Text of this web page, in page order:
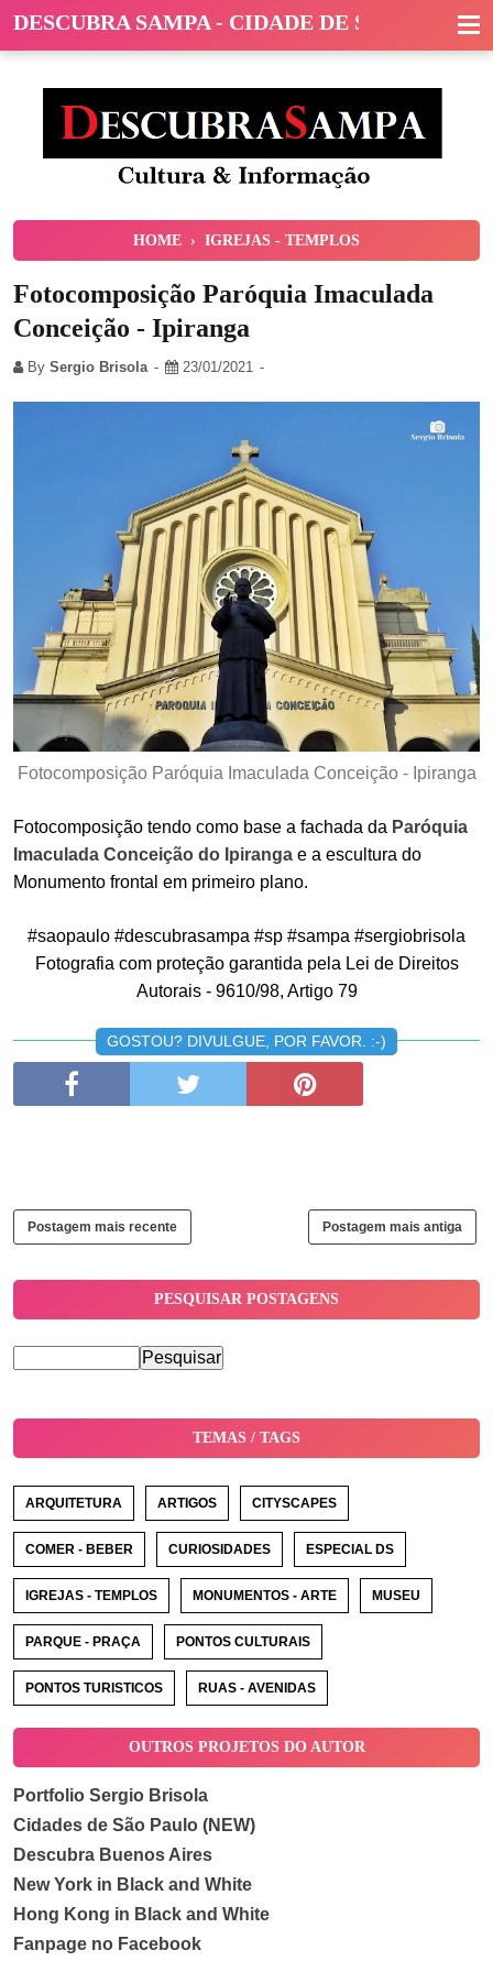
DESCUBRA SAMPA - CIDADE DE SÃO PAULO
HOME › IGREJAS - TEMPLOS
Fotocomposição Paróquia Imaculada
Conceição - Ipiranga
By Sergio Brisola 23/01/2021
Fotocomposição Paróquia Imaculada Conceição - Ipiranga
Fotocomposição tendo como base a fachada da Paróquia
Imaculada Conceição do Ipiranga e a escultura do
Monumento frontal em primeiro plano.
#saopaulo #descubrasampa #sp #sampa #sergiobrisola
Fotografia com proteção garantida pela Lei de Direitos
Autorais - 9610/98, Artigo 79
GOSTOU? DIVULGUE, POR FAVOR. :-)
Postagem mais recente Postagem mais antiga
PESQUISAR POSTAGENS
TEMAS / TAGS
ARQUITETURA ARTIGOS CITYSCAPES
COMER - BEBER CURIOSIDADES ESPECIAL DS
IGREJAS - TEMPLOS MONUMENTOS - ARTE MUSEU
PARQUE - PRAÇA PONTOS CULTURAIS
PONTOS TURISTICOS RUAS - AVENIDAS
OUTROS PROJETOS DO AUTOR
Portfolio Sergio Brisola
Cidades de São Paulo (NEW)
Descubra Buenos Aires
New York in Black and White
Hong Kong in Black and White
Fanpage no Facebook